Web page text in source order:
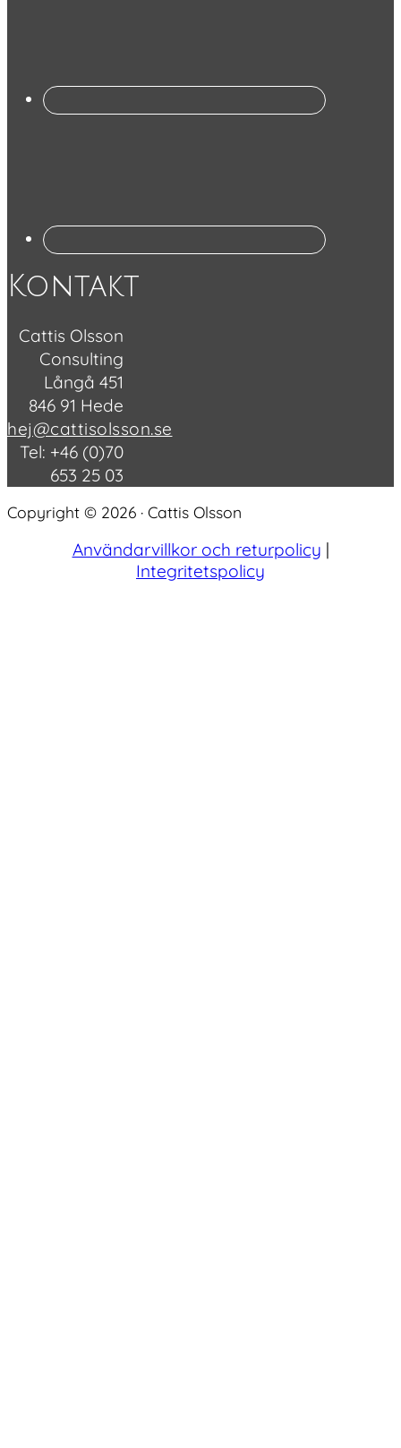
Kontakt
Cattis Olsson
Consulting
Långå 451
846 91 Hede
hej@cattisolsson.se
Tel: +46 (0)70
653 25 03
Copyright © 2026 · Cattis Olsson
Användarvillkor och returpolicy |
Integritetspolicy